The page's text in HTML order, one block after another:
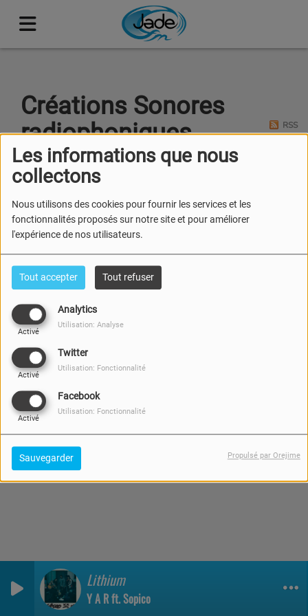
Les informations que nous
collectons
Nous utilisons des cookies pour fournir les services et les
fonctionnalités proposés sur notre site et pour améliorer
l'expérience de nos utilisateurs.
Tout accepter Tout refuser
Analytics
Activé
Utilisation: Analyse
Twitter
Activé
Utilisation: Fonctionnalité
Facebook
Activé
Utilisation: Fonctionnalité
Sauvegarder Propulsé par Orejime
Lithium
Y A R ft. Sopico
Créations Sonores
radiophoniques
RSS
Tous Ma Ve Sa
#LEBRUITDUFRIGODEJADE
DIMANCHE, DE 12:00 À 13:00
L'ACTUALITÉ